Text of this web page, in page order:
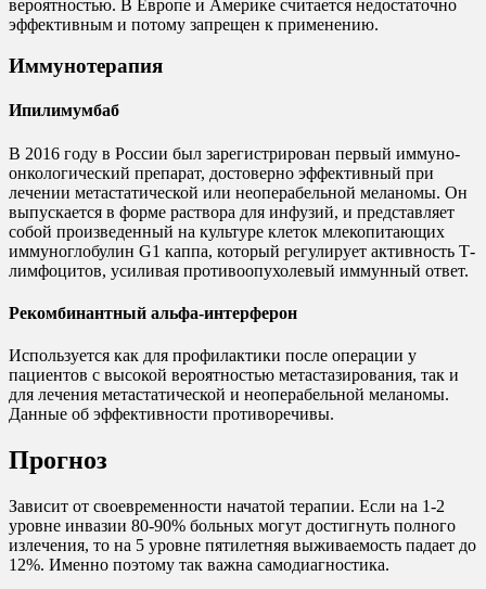
вероятностью. В Европе и Америке считается недостаточно
эффективным и потому запрещен к применению.
Иммунотерапия
Ипилимумбаб
В 2016 году в России был зарегистрирован первый иммуно-
онкологический препарат, достоверно эффективный при
лечении метастатической или неоперабельной меланомы. Он
выпускается в форме раствора для инфузий, и представляет
собой произведенный на культуре клеток млекопитающих
иммуноглобулин G1 каппа, который регулирует активность Т-
лимфоцитов, усиливая противоопухолевый иммунный ответ.
Рекомбинантный альфа-интерферон
Используется как для профилактики после операции у
пациентов с высокой вероятностью метастазирования, так и
для лечения метастатической и неоперабельной меланомы.
Данные об эффективности противоречивы.
Прогноз
Зависит от своевременности начатой терапии. Если на 1-2
уровне инвазии 80-90% больных могут достигнуть полного
излечения, то на 5 уровне пятилетняя выживаемость падает до
12%. Именно поэтому так важна самодиагностика.